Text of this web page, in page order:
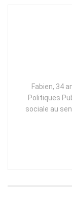
Fabien, 34
Politiques
sociale au